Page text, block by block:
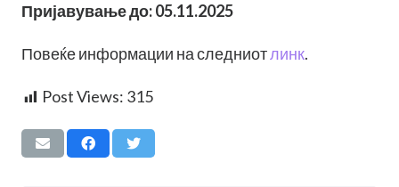
Пријавување до: 05.11.2025
Повеќе информации на следниотлинк.
Post Views: 315